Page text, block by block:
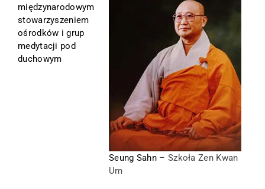
Seung Sahn – Szkoła Zen Kwan
Um
międzynarodowym
stowarzyszeniem
ośrodków i grup
medytacji pod
duchowym